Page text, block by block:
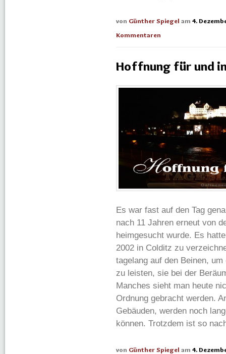
von Günther Spiegel am 4.
Kommentaren
Hoffnung für und
Es war fast auf den Tag
nach 11 Jahren erneut von
heimgesucht wurde. Es
2002 in Colditz zu
tagelang auf den Beinen,
zu leisten, sie bei der
Manches sieht man heute
Ordnung gebracht werden.
Gebäuden, werden noch
können. Trotzdem ist so
von Günther Spiegel am 4.